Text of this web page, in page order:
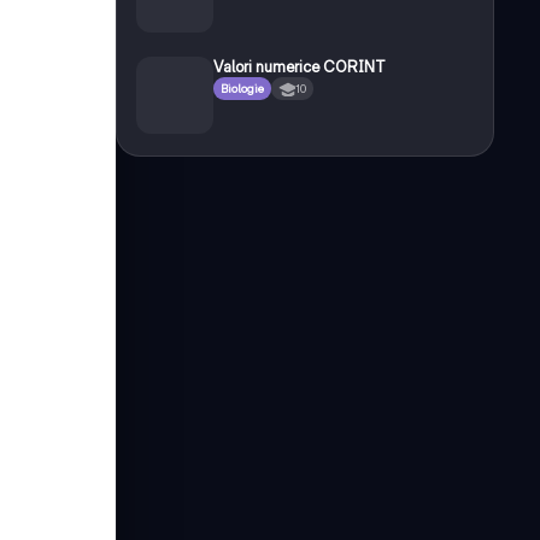
Valori numerice CORINT
Biologie 10